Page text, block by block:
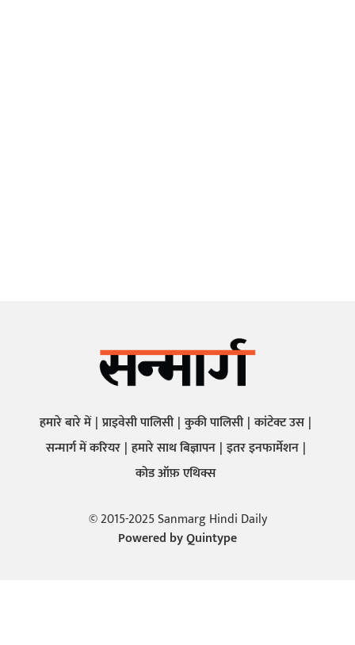
हमारे बारे में प्राइवेसी पालिसी कुकी पालिसी कांटेक्ट उस
सन्मार्ग में करियर हमारे साथ बिज्ञापन इतर इनफार्मेशन
कोड ऑफ़ एथिक्स
© 2015-2025 Sanmarg Hindi Daily
Powered byQuintype